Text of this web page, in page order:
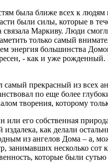
была ближе всех к
были силы, которые в
Маркиву. Люди
только самый
энергия большинства
- как и уже
самый прекрасный из всех
по еще более
творения, которому
его собственная
как делали
из ангелов Дома – а,
занимавших несколько
которые были